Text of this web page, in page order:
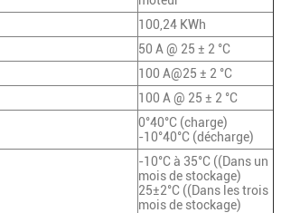
100,24 KWh
50 A @ 25 ± 2 °C
100 A@25 ± 2 °C
100 A @ 25 ± 2 °C
0°40°C (charge)
-10°40°C (décharge)
-10°C à 35°C ((Dans un
mois de stockage)
25±2°C ((Dans les trois
mois de stockage)